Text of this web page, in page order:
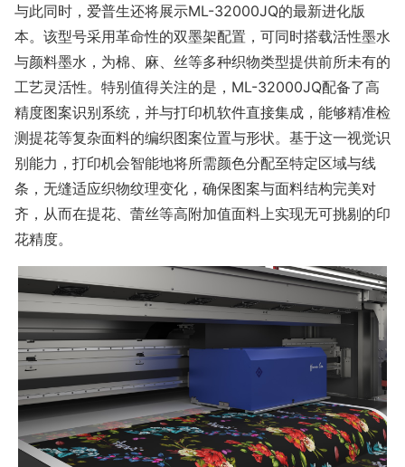
与此同时，爱普生还将展示ML-32000JQ的最新进化版
本。该型号采用革命性的双墨架配置，可同时搭载活性墨水
与颜料墨水，为棉、麻、丝等多种织物类型提供前所未有的
工艺灵活性。特别值得关注的是，ML-32000JQ配备了高
精度图案识别系统，并与打印机软件直接集成，能够精准检
测提花等复杂面料的编织图案位置与形状。基于这一视觉识
别能力，打印机会智能地将所需颜色分配至特定区域与线
条，无缝适应织物纹理变化，确保图案与面料结构完美对
齐，从而在提花、蕾丝等高附加值面料上实现无可挑剔的印
花精度。